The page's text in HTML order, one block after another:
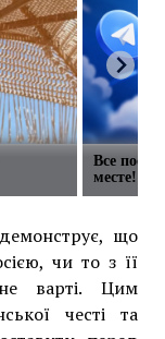
Все
месте!
що
чи то з її
варті. Цим
честі та